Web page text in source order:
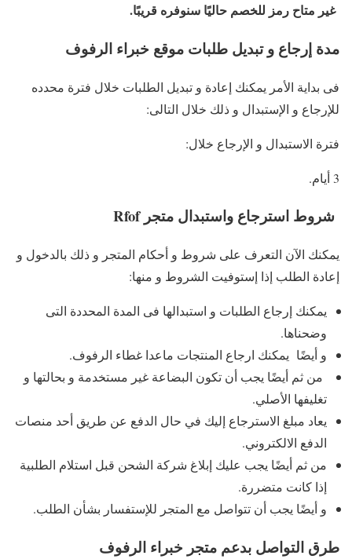
غير متاح رمز للخصم حاليًا سنوفره قريبًا.
مدة إرجاع و تبديل طلبات موقع خبراء الرفوف
فى بداية الأمر يمكنك إعادة و تبديل الطلبات خلال فترة محدده
للإرجاع و الإستبدال و ذلك خلال التالى:
فترة الاستبدال و الإرجاع خلال:
3 أيام.
شروط استرجاع واستبدال متجر Rfof
يمكنك الآن التعرف على شروط و أحكام المتجر و ذلك بالدخول و
إعادة الطلب إذا إستوفيت الشروط و منها:
يمكنك إرجاع الطلبات و استبدالها فى المدة المحددة التى
وضحناها.
و أيضًا يمكنك ارجاع المنتجات ماعدا غطاء الرفوف.
من ثم أيضًا يجب أن تكون البضاعة غير مستخدمة و بحالتها و
تغليفها الأصلي.
يعاد مبلغ الاسترجاع إليك في حال الدفع عن طريق أحد منصات
الدفع الالكتروني.
من ثم أيضًا يجب عليك إبلاغ شركة الشحن قبل استلام الطلبية
إذا كانت متضررة.
و أيضًا يجب أن تتواصل مع المتجر للإستفسار بشأن الطلب.
طرق التواصل بدعم متجر خبراء الرفوف